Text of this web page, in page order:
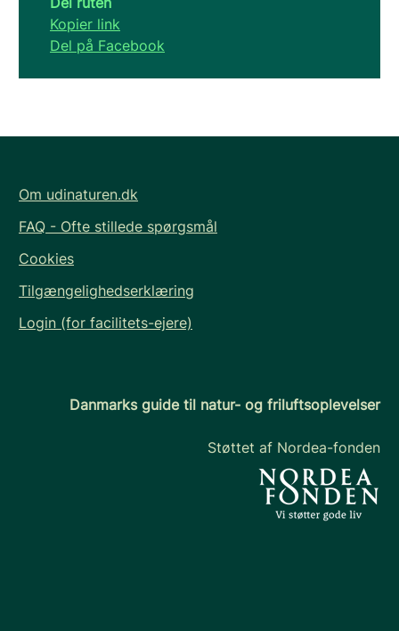
Kopier link
Del på Facebook
Om udinaturen.dk
FAQ - Ofte stillede spørgsmål
Cookies
Tilgængelighedserklæring
Login (for facilitets-ejere)
Danmarks guide til natur- og friluftsoplevelser
Støttet af Nordea-fonden